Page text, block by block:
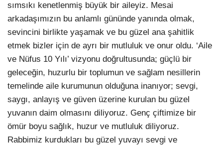
sımsıkı kenetlenmiş büyük bir aileyiz. Mesai
arkadaşımızın bu anlamlı gününde yanında olmak,
sevincini birlikte yaşamak ve bu güzel ana şahitlik
etmek bizler için de ayrı bir mutluluk ve onur oldu. ‘Aile
ve Nüfus 10 Yılı’ vizyonu doğrultusunda; güçlü bir
geleceğin, huzurlu bir toplumun ve sağlam nesillerin
temelinde aile kurumunun olduğuna inanıyor; sevgi,
saygı, anlayış ve güven üzerine kurulan bu güzel
yuvanın daim olmasını diliyoruz. Genç çiftimize bir
ömür boyu sağlık, huzur ve mutluluk diliyoruz.
Rabbimiz kurdukları bu güzel yuvayı sevgi ve